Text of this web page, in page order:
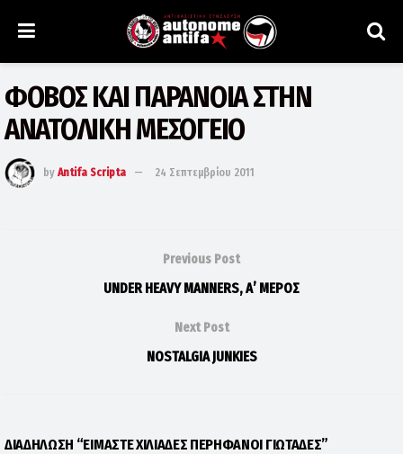
ΦΟΒΟΣ ΚΑΙ ΠΑΡΑΝΟΙΑ ΣΤΗΝ
ΑΝΑΤΟΛΙΚΗ ΜΕΣΟΓΕΙΟ
by Antifa Scripta 24 Σεπτεμβρίου 2011
Previous Post
UNDER HEAVY MANNERS, A’ MΕΡΟΣ
Next Post
NOSTALGIA JUNKIES
ΔΙΑΔΗΛΩΣΗ “ΕΙΜΑΣΤΕ ΧΙΛΙΑΔΕΣ ΠΕΡΗΦΑΝΟΙ ΓΙΩΤΑΔΕΣ”